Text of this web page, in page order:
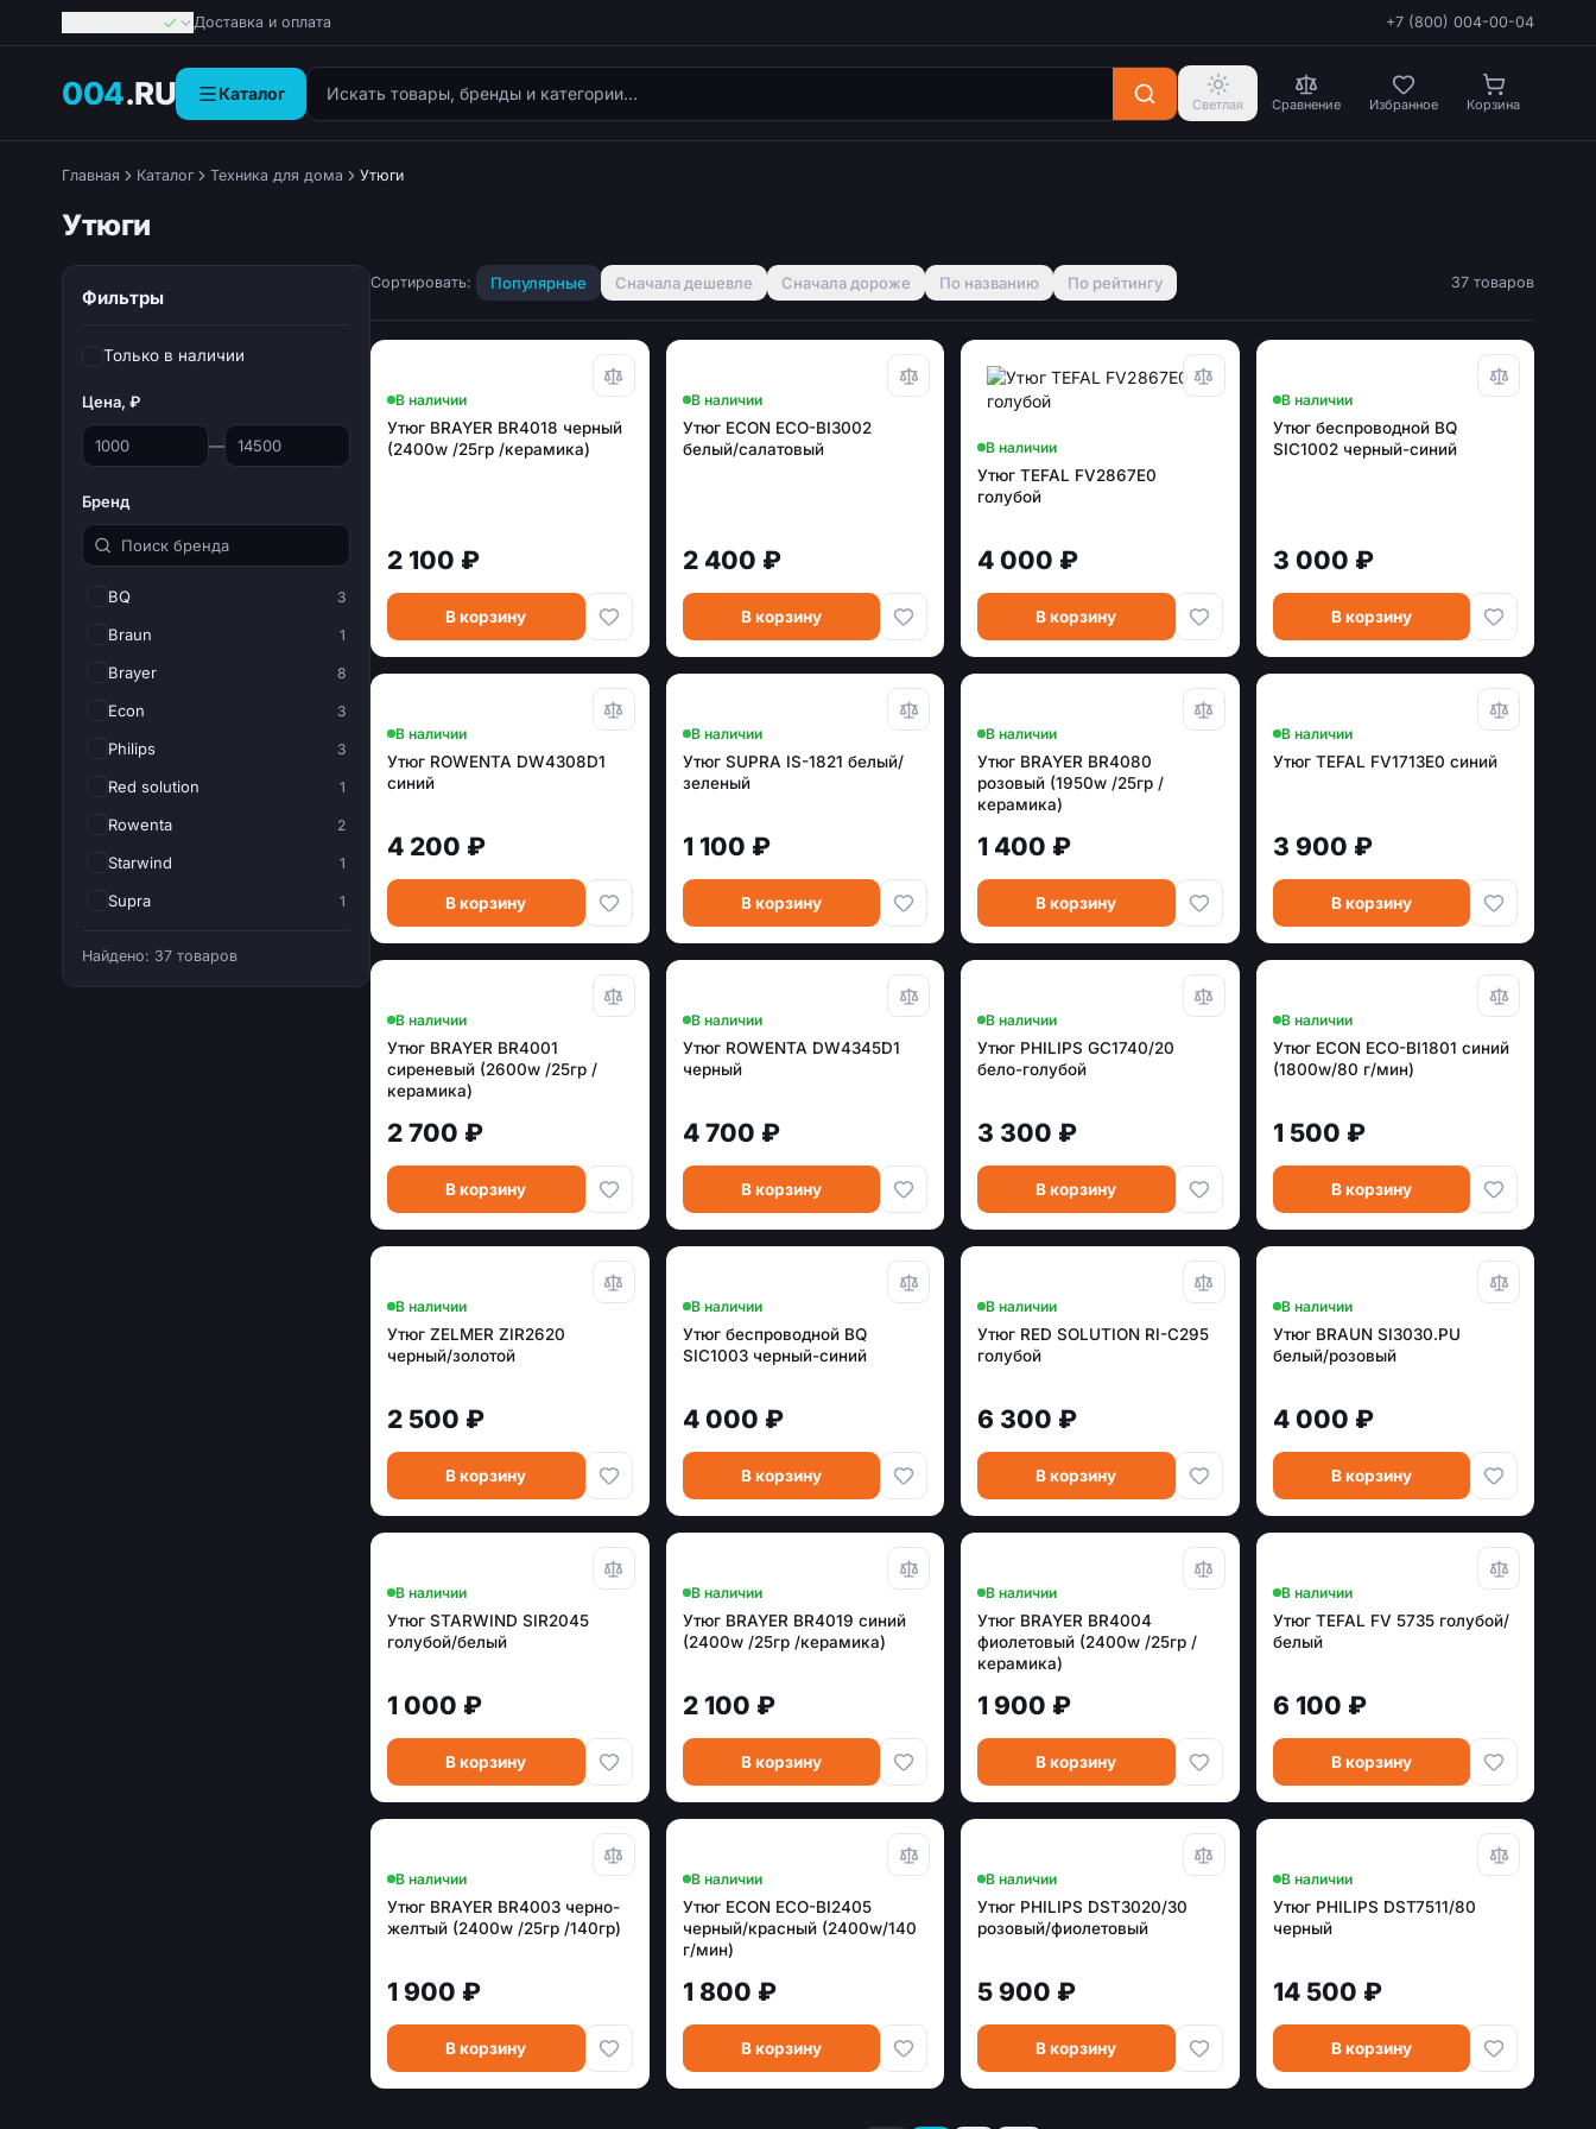
Доставка и оплата +7 (800) 004-00-04
004.RU Каталог
Поиск товаров
Светлая Сравнение Избранное Корзина
Главная Каталог Техника для дома Утюги
Утюги
Фильтры
Только в наличии
Цена, ₽
—
Бренд
BQ 3
Braun 1
Brayer 8
Econ 3
Philips 3
Red solution 1
Rowenta 2
Starwind 1
Supra 1
Найдено: 37 товаров
Сортировать: Популярные Сначала дешевле Сначала дороже По названию По рейтингу 37 товаров
В наличии
Утюг BRAYER BR4018 черный
(2400w /25гр /керамика)
2 100 ₽
В корзину
В наличии
Утюг ECON ECO-BI3002
белый/салатовый
2 400 ₽
В корзину
В наличии
Утюг TEFAL FV2867E0
голубой
4 000 ₽
В корзину
В наличии
Утюг беспроводной BQ
SIC1002 черный-синий
3 000 ₽
В корзину
В наличии
Утюг ROWENTA DW4308D1
синий
4 200 ₽
В корзину
В наличии
Утюг SUPRA IS-1821 белый/
зеленый
1 100 ₽
В корзину
В наличии
Утюг BRAYER BR4080
розовый (1950w /25гр /
керамика)
1 400 ₽
В корзину
В наличии
Утюг TEFAL FV1713E0 синий
3 900 ₽
В корзину
В наличии
Утюг BRAYER BR4001
сиреневый (2600w /25гр /
керамика)
2 700 ₽
В корзину
В наличии
Утюг ROWENTA DW4345D1
черный
4 700 ₽
В корзину
В наличии
Утюг PHILIPS GC1740/20
бело-голубой
3 300 ₽
В корзину
В наличии
Утюг ECON ECO-BI1801 синий
(1800w/80 г/мин)
1 500 ₽
В корзину
В наличии
Утюг ZELMER ZIR2620
черный/золотой
2 500 ₽
В корзину
В наличии
Утюг беспроводной BQ
SIC1003 черный-синий
4 000 ₽
В корзину
В наличии
Утюг RED SOLUTION RI-C295
голубой
6 300 ₽
В корзину
В наличии
Утюг BRAUN SI3030.PU
белый/розовый
4 000 ₽
В корзину
В наличии
Утюг STARWIND SIR2045
голубой/белый
1 000 ₽
В корзину
В наличии
Утюг BRAYER BR4019 синий
(2400w /25гр /керамика)
2 100 ₽
В корзину
В наличии
Утюг BRAYER BR4004
фиолетовый (2400w /25гр /
керамика)
1 900 ₽
В корзину
В наличии
Утюг TEFAL FV 5735 голубой/
белый
6 100 ₽
В корзину
В наличии
Утюг BRAYER BR4003 черно-
желтый (2400w /25гр /140гр)
1 900 ₽
В корзину
В наличии
Утюг ECON ECO-BI2405
черный/красный (2400w/140
г/мин)
1 800 ₽
В корзину
В наличии
Утюг PHILIPS DST3020/30
розовый/фиолетовый
5 900 ₽
В корзину
В наличии
Утюг PHILIPS DST7511/80
черный
14 500 ₽
В корзину